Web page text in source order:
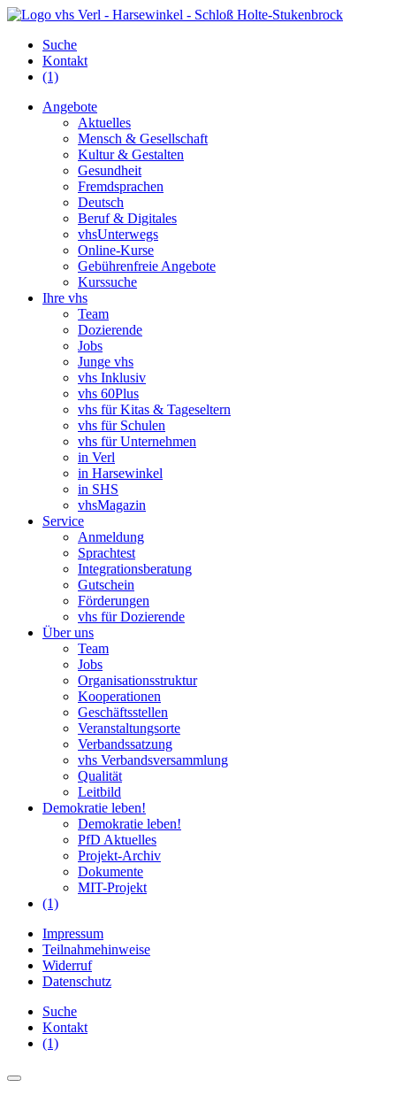
Suche
Kontakt
(1)
Angebote
Aktuelles
Mensch & Gesellschaft
Kultur & Gestalten
Gesundheit
Fremdsprachen
Deutsch
Beruf & Digitales
vhsUnterwegs
Online-Kurse
Gebührenfreie Angebote
Kurssuche
Ihre vhs
Team
Dozierende
Jobs
Junge vhs
vhs Inklusiv
vhs 60Plus
vhs für Kitas & Tageseltern
vhs für Schulen
vhs für Unternehmen
in Verl
in Harsewinkel
in SHS
vhsMagazin
Service
Anmeldung
Sprachtest
Integrationsberatung
Gutschein
Förderungen
vhs für Dozierende
Über uns
Team
Jobs
Organisationsstruktur
Kooperationen
Geschäftsstellen
Veranstaltungsorte
Verbandssatzung
vhs Verbandsversammlung
Qualität
Leitbild
Demokratie leben!
Demokratie leben!
PfD Aktuelles
Projekt-Archiv
Dokumente
MIT-Projekt
(1)
Impressum
Teilnahmehinweise
Widerruf
Datenschutz
Suche
Kontakt
(1)